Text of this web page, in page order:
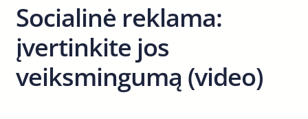
Socialinė reklama:
įvertinkite jos
veiksmingumą (video)